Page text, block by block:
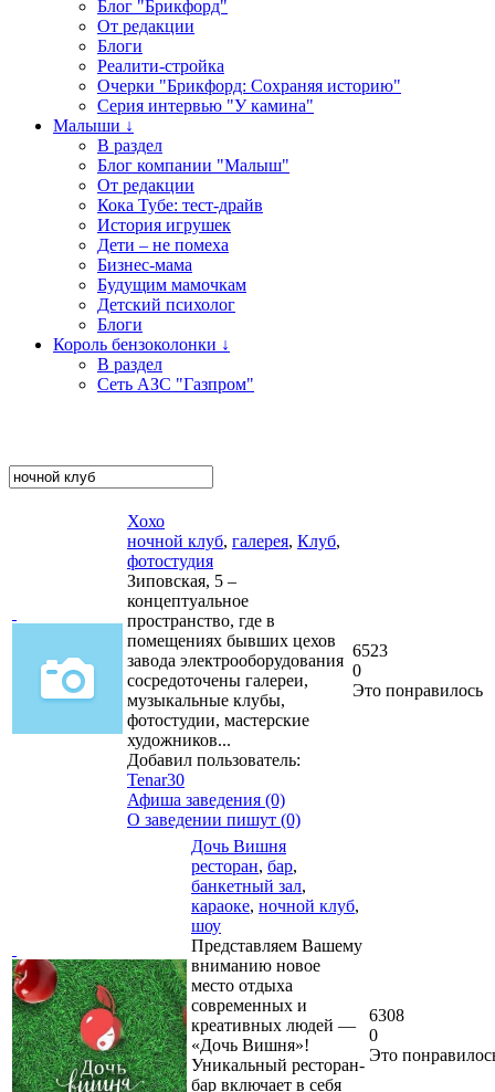
Блог "Брикфорд"
От редакции
Блоги
Реалити-стройка
Очерки "Брикфорд: Сохраняя историю"
Серия интервью "У камина"
Малыши ↓
В раздел
Блог компании "Малыш"
От редакции
Кока Тубе: тест-драйв
История игрушек
Дети – не помеха
Бизнес-мама
Будущим мамочкам
Детский психолог
Блоги
Король бензоколонки ↓
В раздел
Сеть АЗС "Газпром"
Хохо
ночной клуб, галерея, Клуб,
фотостудия
Зиповская, 5 –
концептуальное
пространство, где в
помещениях бывших цехов
завода электрооборудования
сосредоточены галереи,
музыкальные клубы,
фотостудии, мастерские
художников...
Добавил пользователь:
Tenar30
Афиша заведения (0)
О заведении пишут (0)
6523
0
Это понравилось
Дочь Вишня
ресторан, бар,
банкетный зал,
караоке, ночной клуб,
шоу
Представляем Вашему
вниманию новое
место отдыха
современных и
креативных людей —
«Дочь Вишня»!
Уникальный ресторан-
бар включает в себя
6308
0
Это